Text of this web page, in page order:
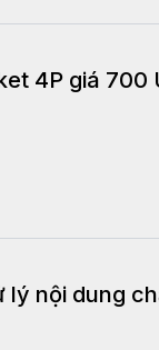
4P giá 700
nội dung